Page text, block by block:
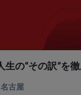
名古屋